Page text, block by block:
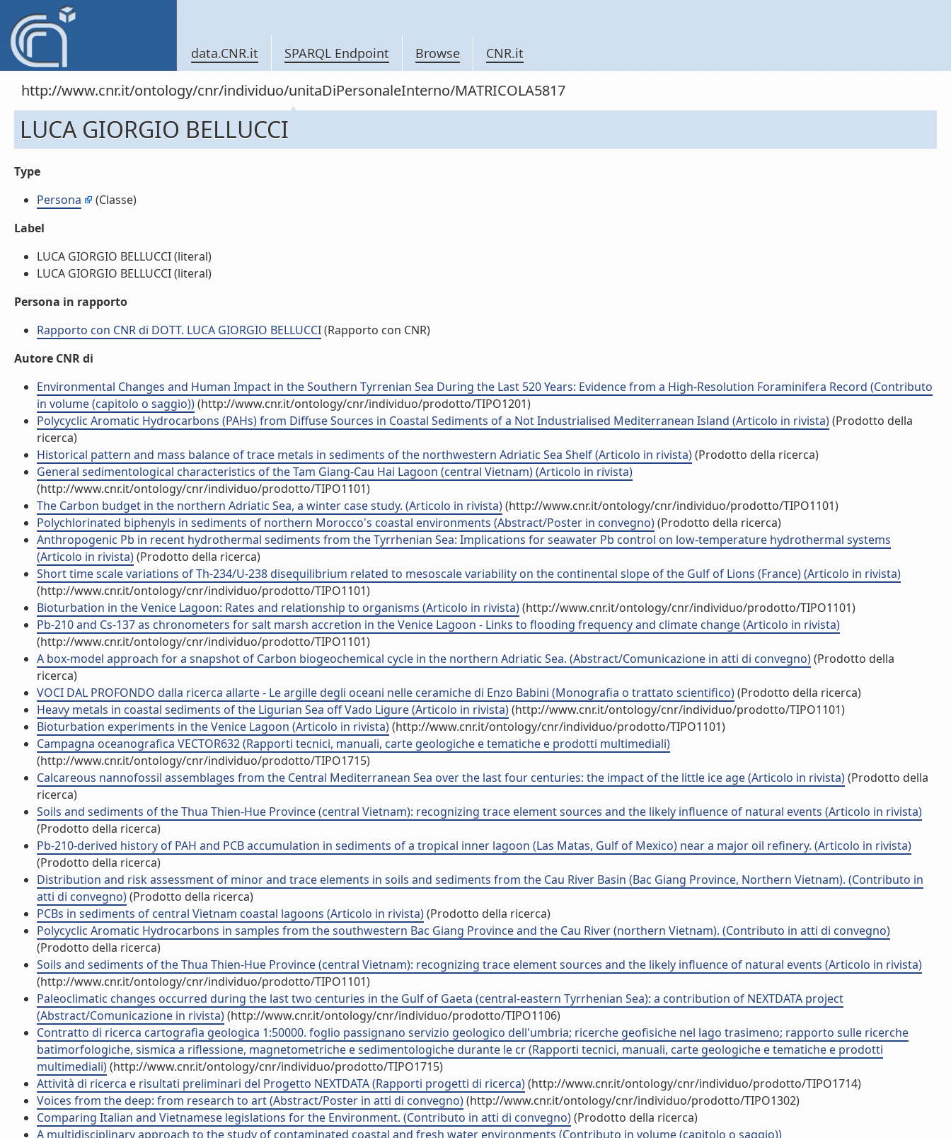
data.CNR.it SPARQL Endpoint Browse CNR.it
http://www.cnr.it/ontology/cnr/individuo/unitaDiPersonaleInterno/MATRICOLA5817
LUCA GIORGIO BELLUCCI
Type
Persona
(Classe)
Label
LUCA GIORGIO BELLUCCI (literal)
LUCA GIORGIO BELLUCCI (literal)
Persona in rapporto
Rapporto con CNR di DOTT. LUCA GIORGIO BELLUCCI(Rapporto con CNR)
Autore CNR di
Environmental Changes and Human Impact in the Southern Tyrrenian Sea During the Last 520 Years: Evidence from a High-Resolution Foraminifera Record (Contributo
in volume (capitolo o saggio))(http://www.cnr.it/ontology/cnr/individuo/prodotto/TIPO1201)
Polycyclic Aromatic Hydrocarbons (PAHs) from Diffuse Sources in Coastal Sediments of a Not Industrialised Mediterranean Island (Articolo in rivista)(Prodotto della
ricerca)
Historical pattern and mass balance of trace metals in sediments of the northwestern Adriatic Sea Shelf (Articolo in rivista)(Prodotto della ricerca)
General sedimentological characteristics of the Tam Giang-Cau Hai Lagoon (central Vietnam) (Articolo in rivista)
(http://www.cnr.it/ontology/cnr/individuo/prodotto/TIPO1101)
The Carbon budget in the northern Adriatic Sea, a winter case study. (Articolo in rivista)(http://www.cnr.it/ontology/cnr/individuo/prodotto/TIPO1101)
Polychlorinated biphenyls in sediments of northern Morocco's coastal environments (Abstract/Poster in convegno)(Prodotto della ricerca)
Anthropogenic Pb in recent hydrothermal sediments from the Tyrrhenian Sea: Implications for seawater Pb control on low-temperature hydrothermal systems
(Articolo in rivista)(Prodotto della ricerca)
Short time scale variations of Th-234/U-238 disequilibrium related to mesoscale variability on the continental slope of the Gulf of Lions (France) (Articolo in rivista)
(http://www.cnr.it/ontology/cnr/individuo/prodotto/TIPO1101)
Bioturbation in the Venice Lagoon: Rates and relationship to organisms (Articolo in rivista)(http://www.cnr.it/ontology/cnr/individuo/prodotto/TIPO1101)
Pb-210 and Cs-137 as chronometers for salt marsh accretion in the Venice Lagoon - Links to flooding frequency and climate change (Articolo in rivista)
(http://www.cnr.it/ontology/cnr/individuo/prodotto/TIPO1101)
A box-model approach for a snapshot of Carbon biogeochemical cycle in the northern Adriatic Sea. (Abstract/Comunicazione in atti di convegno)(Prodotto della
ricerca)
VOCI DAL PROFONDO dalla ricerca allarte - Le argille degli oceani nelle ceramiche di Enzo Babini (Monografia o trattato scientifico)(Prodotto della ricerca)
Heavy metals in coastal sediments of the Ligurian Sea off Vado Ligure (Articolo in rivista)(http://www.cnr.it/ontology/cnr/individuo/prodotto/TIPO1101)
Bioturbation experiments in the Venice Lagoon (Articolo in rivista)(http://www.cnr.it/ontology/cnr/individuo/prodotto/TIPO1101)
Campagna oceanografica VECTOR632 (Rapporti tecnici, manuali, carte geologiche e tematiche e prodotti multimediali)
(http://www.cnr.it/ontology/cnr/individuo/prodotto/TIPO1715)
Calcareous nannofossil assemblages from the Central Mediterranean Sea over the last four centuries: the impact of the little ice age (Articolo in rivista)(Prodotto della
ricerca)
Soils and sediments of the Thua Thien-Hue Province (central Vietnam): recognizing trace element sources and the likely influence of natural events (Articolo in rivista)
(Prodotto della ricerca)
Pb-210-derived history of PAH and PCB accumulation in sediments of a tropical inner lagoon (Las Matas, Gulf of Mexico) near a major oil refinery. (Articolo in rivista)
(Prodotto della ricerca)
Distribution and risk assessment of minor and trace elements in soils and sediments from the Cau River Basin (Bac Giang Province, Northern Vietnam). (Contributo in
atti di convegno)(Prodotto della ricerca)
PCBs in sediments of central Vietnam coastal lagoons (Articolo in rivista)(Prodotto della ricerca)
Polycyclic Aromatic Hydrocarbons in samples from the southwestern Bac Giang Province and the Cau River (northern Vietnam). (Contributo in atti di convegno)
(Prodotto della ricerca)
Soils and sediments of the Thua Thien-Hue Province (central Vietnam): recognizing trace element sources and the likely influence of natural events (Articolo in rivista)
(http://www.cnr.it/ontology/cnr/individuo/prodotto/TIPO1101)
Paleoclimatic changes occurred during the last two centuries in the Gulf of Gaeta (central-eastern Tyrrhenian Sea): a contribution of NEXTDATA project
(Abstract/Comunicazione in rivista)(http://www.cnr.it/ontology/cnr/individuo/prodotto/TIPO1106)
Contratto di ricerca cartografia geologica 1:50000. foglio passignano servizio geologico dell'umbria; ricerche geofisiche nel lago trasimeno; rapporto sulle ricerche
batimorfologiche, sismica a riflessione, magnetometriche e sedimentologiche durante le cr (Rapporti tecnici, manuali, carte geologiche e tematiche e prodotti
multimediali)(http://www.cnr.it/ontology/cnr/individuo/prodotto/TIPO1715)
Attività di ricerca e risultati preliminari del Progetto NEXTDATA (Rapporti progetti di ricerca)(http://www.cnr.it/ontology/cnr/individuo/prodotto/TIPO1714)
Voices from the deep: from research to art (Abstract/Poster in atti di convegno)(http://www.cnr.it/ontology/cnr/individuo/prodotto/TIPO1302)
Comparing Italian and Vietnamese legislations for the Environment. (Contributo in atti di convegno)(Prodotto della ricerca)
A multidisciplinary approach to the study of contaminated coastal and fresh water environments (Contributo in volume (capitolo o saggio))